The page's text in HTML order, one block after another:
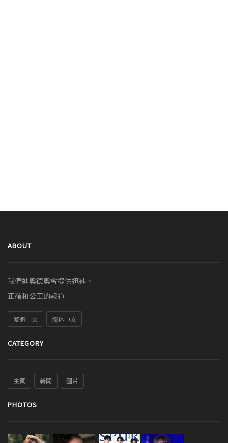
ABOUT
我們迪奧德奧會提供迅速、
正確和公正的報道
繁體中文 简体中文
CATEGORY
主頁 新聞 圖片
PHOTOS